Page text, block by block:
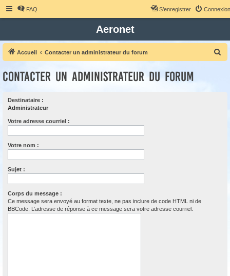
FAQ Connexion
S’enregistrer
Aeronet
Accueil Contacter un administrateur du forum
Contacter un administrateur du forum
Destinataire :
Administrateur
Votre adresse courriel :
Votre nom :
Sujet :
Corps du message :
Ce message sera envoyé au format texte, ne pas inclure de code HTML ni de
BBCode. L’adresse de réponse à ce message sera votre adresse courriel.